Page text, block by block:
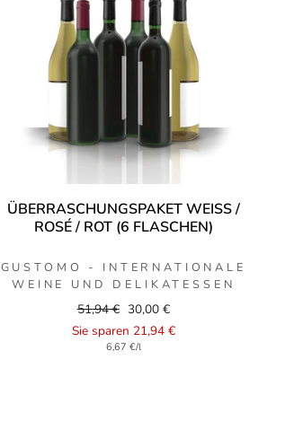
ÜBERRASCHUNGSPAKET WEISS /
ROSÉ / ROT (6 FLASCHEN)
GUSTOMO - INTERNATIONALE
WEINE UND DELIKATESSEN
Regular
price
51,94 € Sale
price
30,00 €
Sie sparen 21,94 €
6,67 €/l